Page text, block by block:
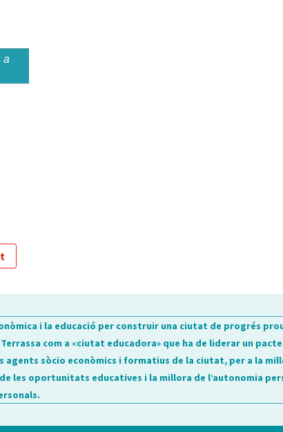
a
i la educació per construir una ciutat de progrés
com a «ciutat educadora» que ha de liderar un
agents sòcio econòmics i formatius de la ciutat, per a la
les oportunitats educatives i la millora de l’autonomia